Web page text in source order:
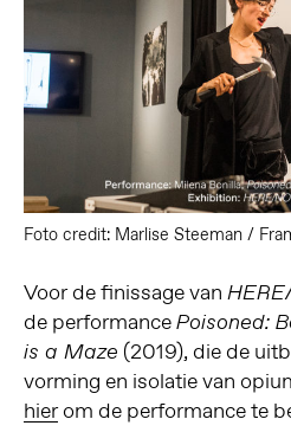
Foto credit: Marlise Steeman /
Voor de finissage van
de performancePoisoned:
is a Maze (2019), die de
vorming en isolatie van
hierom de performance te